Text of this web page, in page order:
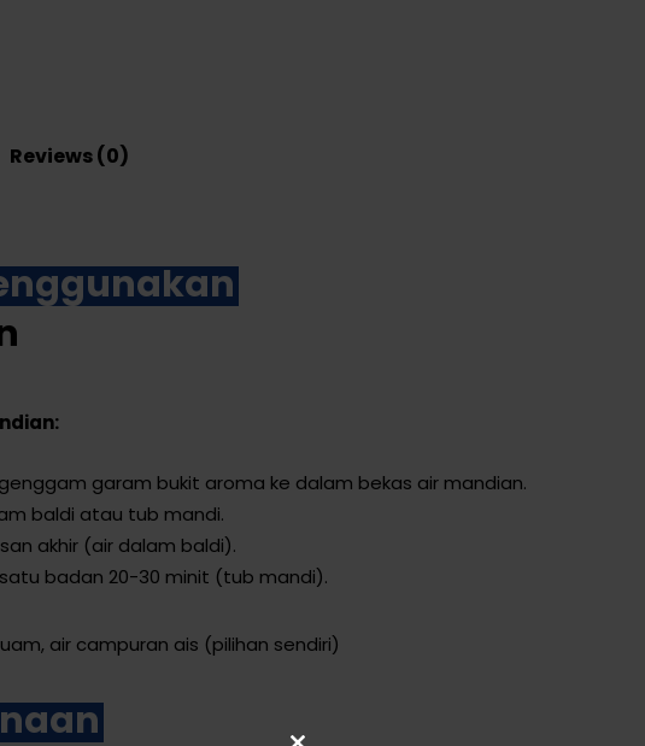
Reviews (0)
genggam garam bukit aroma ke dalam bekas air mandian.
baldi atau tub mandi.
akhir (air dalam baldi).
badan 20-30 minit (tub mandi).
air campuran ais (pilihan sendiri)